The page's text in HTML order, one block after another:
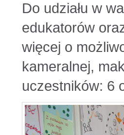
Do udziału w
edukatorów
więcej o
kameralnej,
uczestników: 6